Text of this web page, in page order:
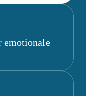
emotionale